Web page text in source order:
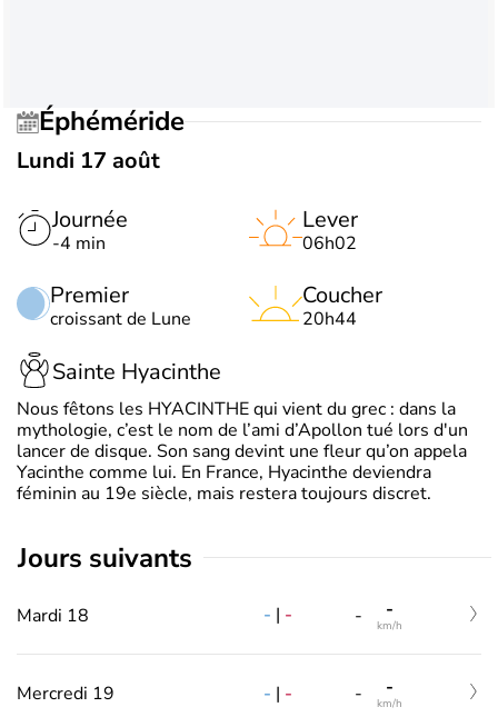
Éphéméride
Lundi 17 août
Journée
-4 min
Premier
croissant de Lune
Lever
06h02
Coucher
20h44
Sainte Hyacinthe
Nous fêtons les HYACINTHE qui vient du grec : dans la
mythologie, c’est le nom de l’ami d’Apollon tué lors d'un
lancer de disque. Son sang devint une fleur qu’on appela
Yacinthe comme lui. En France, Hyacinthe deviendra
féminin au 19e siècle, mais restera toujours discret.
jours suivants
Mardi 18 - | - - -
km/h
Mercredi 19 - | - - -
km/h